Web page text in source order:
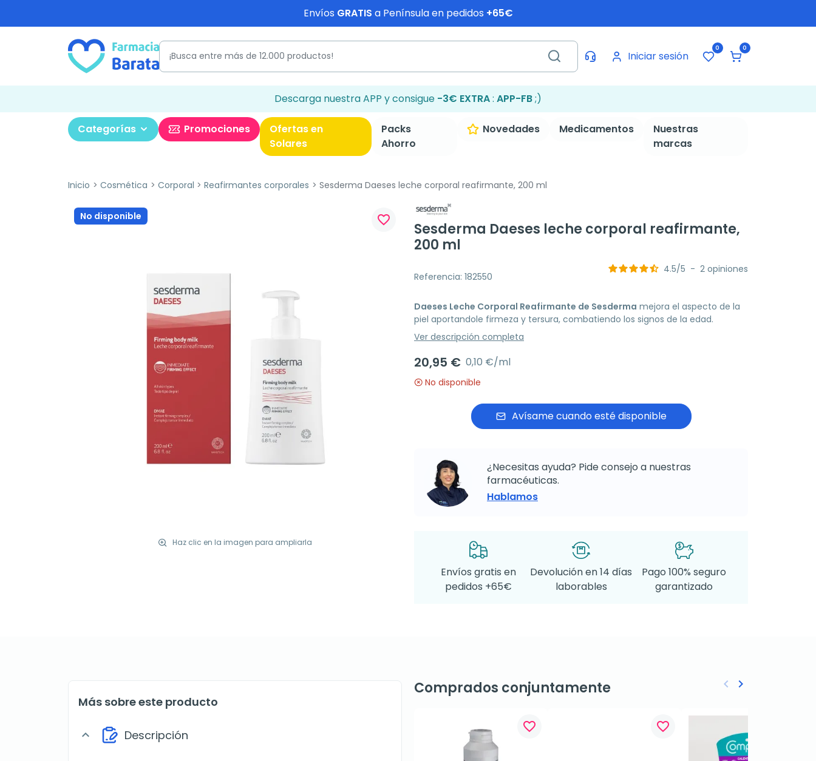
Envíos GRATIS a Península en pedidos +65€
Iniciar sesión
0 0
Descarga nuestra APP y consigue -3€ EXTRA: APP-FB;)
Categorías Promociones
Ofertas en
Solares
Packs
Ahorro
Novedades Medicamentos
Nuestras
marcas
Inicio Cosmética Corporal Reafirmantes corporales Sesderma Daeses leche corporal reafirmante, 200 ml
No disponible
Haz clic en la imagen para ampliarla
favorite_border
Sesderma Daeses leche corporal reafirmante,
200 ml
Referencia: 182550
4.5/5 - 2 opiniones
Daeses Leche Corporal Reafirmante de Sesderma mejora el aspecto de la
piel aportandole firmeza y tersura, combatiendo los signos de la edad.
Ver descripción completa
20,95 € 0,10 €/ml
No disponible
Avísame cuando esté disponible
¿Necesitas ayuda? Pide consejo a nuestras
farmacéuticas.
Hablamos
Envíos gratis en
pedidos +65€
Devolución en 14 días
laborables
Pago 100% seguro
garantizado
Más sobre este producto
expand_more Descripción
Comprados conjuntamente
favorite_border favorite_border
Anterior
keyboard_arrow_left Siguiente
keyboard_arrow_right